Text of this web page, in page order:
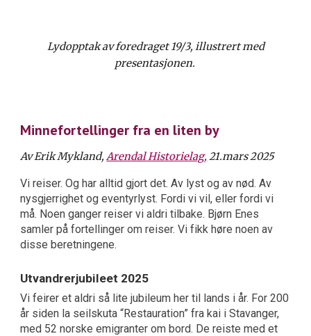
Lydopptak av foredraget 19/3, illustrert med
presentasjonen.
Minnefortellinger fra en liten by
Av Erik Mykland,Arendal Historielag, 21.mars 2025
Vi reiser. Og har alltid gjort det. Av lyst og av nød. Av
nysgjerrighet og eventyrlyst. Fordi vi vil, eller fordi vi
må. Noen ganger reiser vi aldri tilbake. Bjørn Enes
samler på fortellinger om reiser. Vi fikk høre noen av
disse beretningene.
Utvandrerjubileet 2025
Vi feirer et aldri så lite jubileum her til lands i år. For 200
år siden la seilskuta “Restauration” fra kai i Stavanger,
med 52 norske emigranter om bord. De reiste med et